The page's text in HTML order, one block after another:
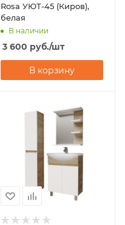
Rosa УЮТ-45 (Киров),
белая
В наличии
3 600 руб./шт
В корзину